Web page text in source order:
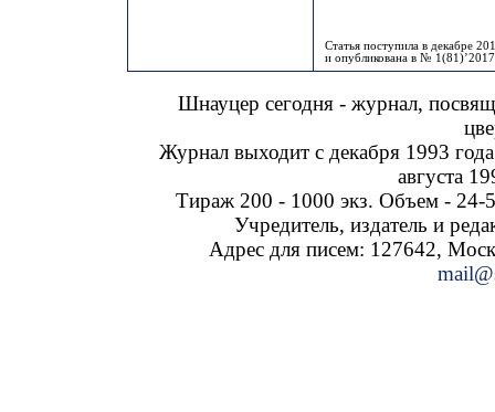
Статья поступила в декабре
и опубликована в №
Шнауцер сегодня - журнал,
Журнал выходит с декабря 1993
августа
Тираж 200 - 1000 экз. Объем - 24-
Учредитель, издатель и
Адрес для писем: 127642,